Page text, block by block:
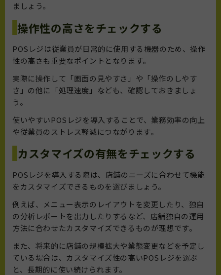
ましょう。
操作性の高さをチェックする
POSレジは従業員が日常的に使用する機器のため、操作
性の高さも重要なポイントとなります。
実際に操作して「画面の見やすさ」や「操作のしやす
さ」の他に「処理速度」なども、確認しておきましょ
う。
使いやすいPOSレジを導入することで、業務効率の向上
や従業員のストレス軽減につながります。
カスタマイズの有無をチェックする
POSレジを導入する際は、店舗のニーズに合わせて機能
をカスタマイズできるものを選びましょう。
例えば、メニュー表示のレイアウトを変更したり、独自
の分析レポートを出力したりするなど、店舗独自の運用
方法に合わせたカスタマイズできるものが理想です。
また、将来的に店舗の規模拡大や業態変更などを予定し
ている場合は、カスタマイズ性の高いPOSレジを選ぶ
と、長期的に使い続けられます。